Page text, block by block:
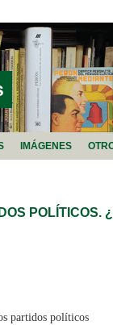
IMÁGENES
POLÍTICOS.
partidos políticos